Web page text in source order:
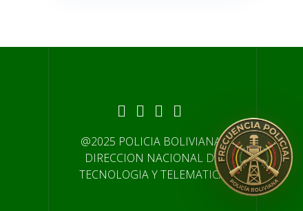
@2025 POLICIA BOLIVIANA-
DIRECCION NACIONAL DE
TECNOLOGIA Y TELEMATICA